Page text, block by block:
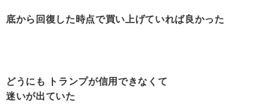
底から回復した時点で買い上げていれば良かった
どうにも トランプが信用できなくて
迷いが出ていた